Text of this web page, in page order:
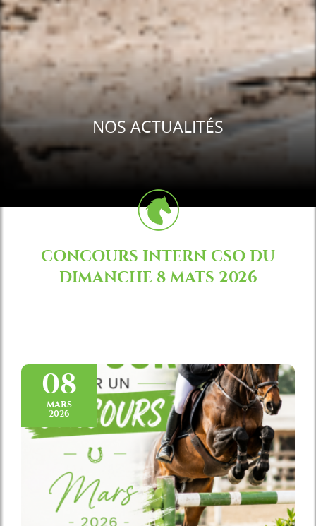
NOS ACTUALITÉS
CONCOURS INTERN CSO DU
DIMANCHE 8 MATS 2026
08
MARS
2026